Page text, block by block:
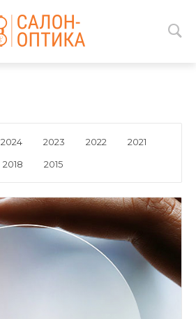
2024 2023 2022
2021
2018 2015